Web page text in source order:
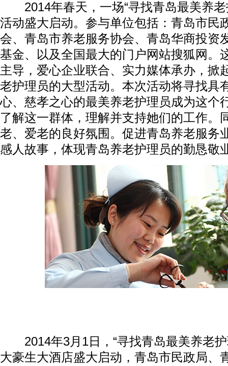
2014年春天，一场“寻找青岛最美养老
活动盛大启动。参与单位包括：青岛市民
会、青岛市养老服务协会、青岛华商投资
基金、以及全国最大的门户网站搜狐网。
主导，爱心企业联合、实力媒体承办，掀
老护理员的大型活动。本次活动将寻找具
心、慈孝之心的最美养老护理员成为这个
了解这一群体，理解并支持她们的工作。
老、爱老的良好氛围。促进青岛养老服务
感人故事，体现青岛养老护理员的勤恳敬
2014年3月1日，“寻找青岛最美养老护
大豪生大酒店盛大启动，青岛市民政局、